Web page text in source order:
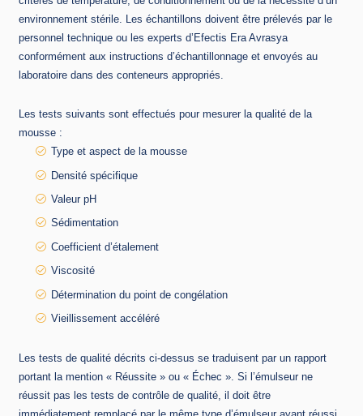
environnement stérile. Les échantillons doivent être prélevés par le
personnel technique ou les experts d’Efectis Era Avrasya
conformément aux instructions d’échantillonnage et envoyés au
laboratoire dans des conteneurs appropriés.
Les tests suivants sont effectués pour mesurer la qualité de la
mousse :
Type et aspect de la mousse
Densité spécifique
Valeur pH
Sédimentation
Coefficient d’étalement
Viscosité
Détermination du point de congélation
Vieillissement accéléré
Les tests de qualité décrits ci-dessus se traduisent par un rapport
portant la mention « Réussite » ou « Échec ». Si l’émulseur ne
réussit pas les tests de contrôle de qualité, il doit être